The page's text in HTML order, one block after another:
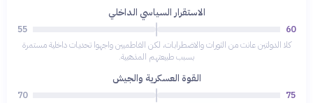
الاستقرار السياسي الداخلي
60
55
كلا الدولتين عانت من الثورات والاضطرابات، لكن الفاطميين واجهوا تحديات داخلية مستمرة
بسبب طبيعتهم المذهبية.
القوة العسكرية والجيش
75
70